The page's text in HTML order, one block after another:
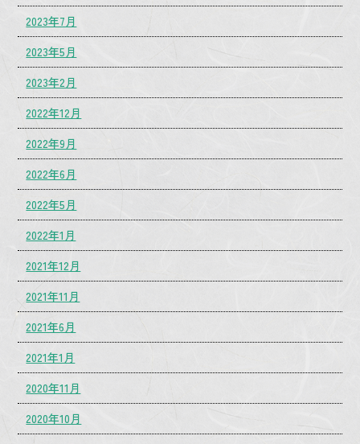
2023年7月
2023年5月
2023年2月
2022年12月
2022年9月
2022年6月
2022年5月
2022年1月
2021年12月
2021年11月
2021年6月
2021年1月
2020年11月
2020年10月